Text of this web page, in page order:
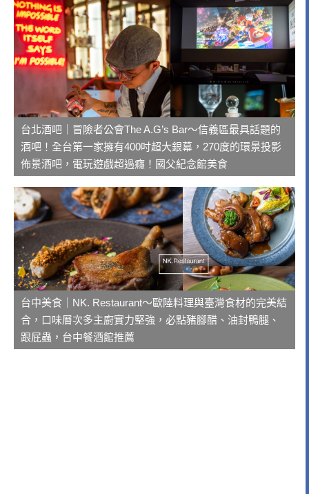
台北酒吧｜冒險者公會The A.G’s Bar～信義區最具話題的
酒吧！全台第一家擁有400吋超大銀幕，270度的環景投影
佈景酒吧，電玩遊戲超過癮！國父紀念館美食
台中美食｜NK. Restaurant～歐陸料理與臺灣食材的完美結
合，口味層次多主廚實力堅強，必點豬腳醋、油封鴨腿、
跟屁蟲，台中餐酒館推薦